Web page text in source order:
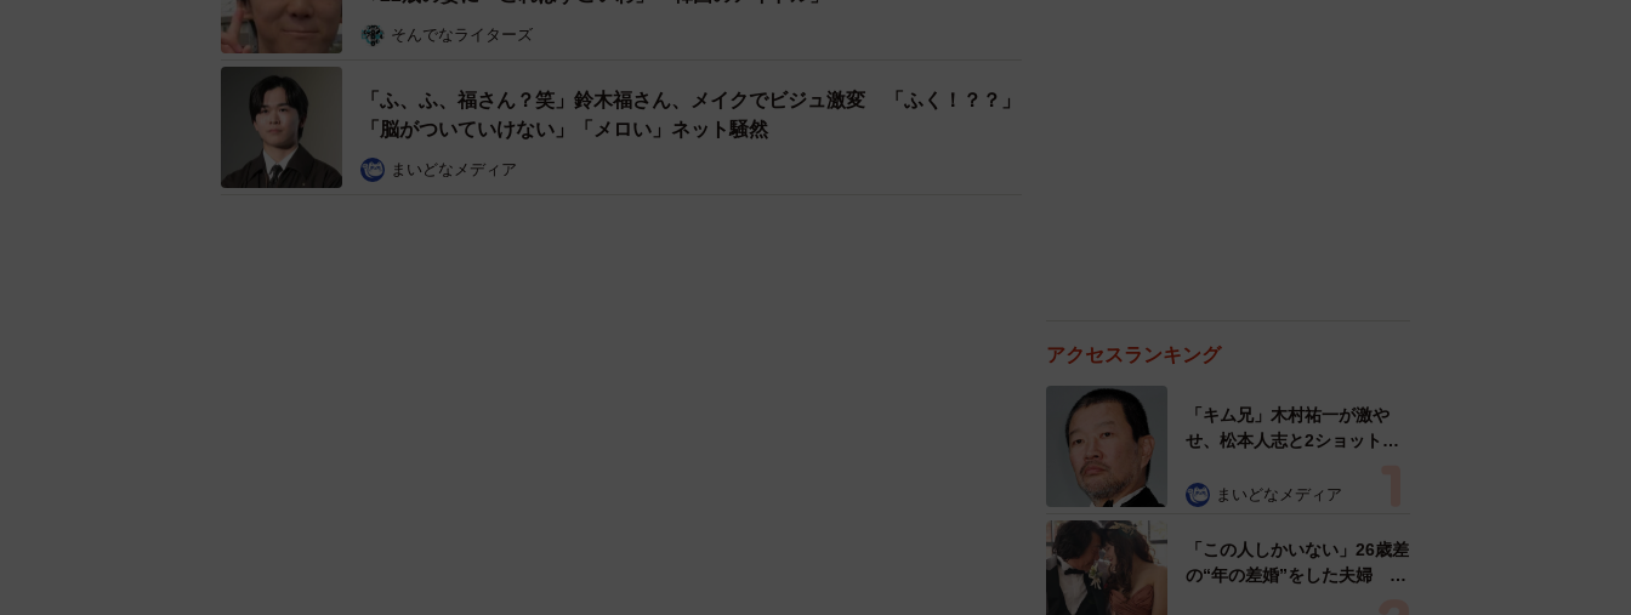
そんでなライターズ
「ふ、ふ、福さん？笑」鈴木福さん、メイクでビジュ激変 「ふく！？？」
「脳がついていけない」「メロい」ネット騒然
まいどなメディア
アクセスランキング
「キム兄」木村祐一が激や
せ、松本人志と2ショット
「テキヤの兄さん」
まいどなメディア
「この人しかいない」26歳差
の“年の差婚”をした夫婦 出